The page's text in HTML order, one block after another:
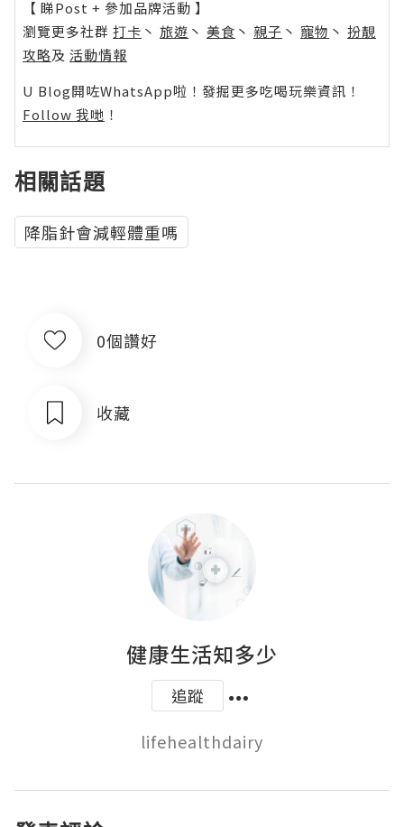
【 睇Post + 參加品牌活動 】
瀏覽更多社群 打卡 丶 旅遊 丶 美食 丶 親子 丶 寵物 丶 扮靚
攻略及 活動情報
U Blog開咗WhatsApp啦！發掘更多吃喝玩樂資訊！
Follow 我哋 ！
相關話題
降脂針會減輕體重嗎
0個讚好
收藏
健康生活知多少
追蹤
lifehealthdairy